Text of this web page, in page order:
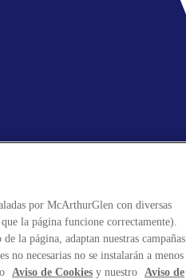
por McArthurGlen con diversas
la página funcione correctamente).
la página, adaptan nuestras campañas
no necesarias no se instalarán a menos
Aviso de Cookies y nuestro Aviso de